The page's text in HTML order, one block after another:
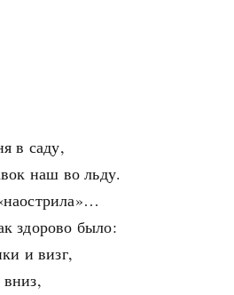
в саду,
наш во льду.
здорово было:
и визг,